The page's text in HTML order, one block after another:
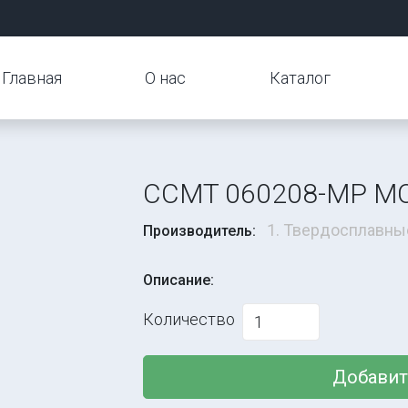
Главная О нас Каталог
CCMT 060208-MP
Производитель: 1.
Описание:
Количество